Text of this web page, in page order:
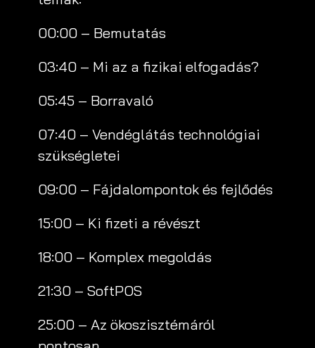
00:00 – Bemutatás
03:40 – Mi az a fizikai elfogadás?
05:45 – Borravaló
07:40 – Vendéglátás technológiai
szükségletei
09:00 – Fájdalompontok és fejlődés
15:00 – Ki fizeti a révészt
18:00 – Komplex megoldás
21:30 – SoftPOS
25:00 – Az ökoszisztémáról